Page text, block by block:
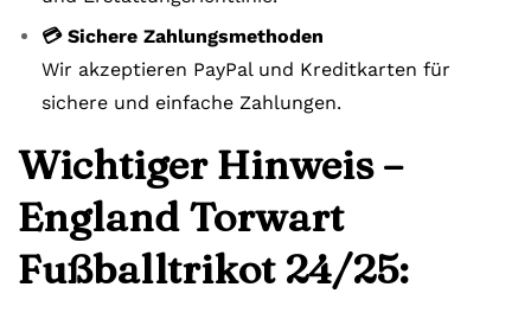
💳 Sichere Zahlungsmethoden
Wir akzeptieren PayPal und Kreditkarten für
sichere und einfache Zahlungen.
Wichtiger Hinweis –
England Torwart
Fußballtrikot 24/25: